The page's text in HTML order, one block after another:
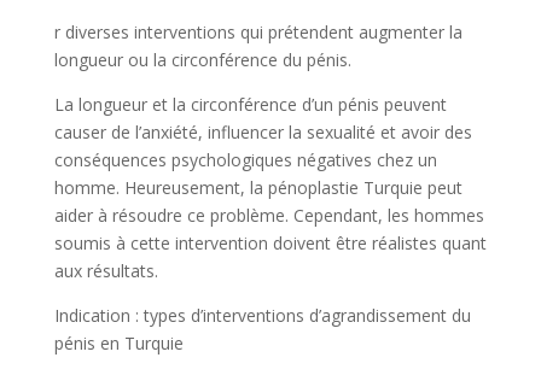
r diverses interventions qui prétendent augmenter la
longueur ou la circonférence du pénis.
La longueur et la circonférence d’un pénis peuvent
causer de l’anxiété, influencer la sexualité et avoir des
conséquences psychologiques négatives chez un
homme. Heureusement, la pénoplastie Turquie peut
aider à résoudre ce problème. Cependant, les hommes
soumis à cette intervention doivent être réalistes quant
aux résultats.
Indication : types d’interventions d’agrandissement du
pénis en Turquie